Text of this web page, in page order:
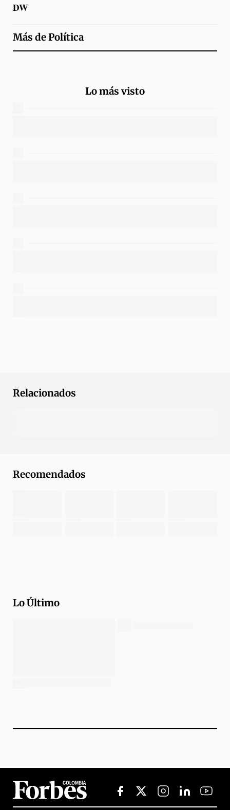
DW
Más dePolítica
Lo más visto
Relacionados
Recomendados
Lo Último